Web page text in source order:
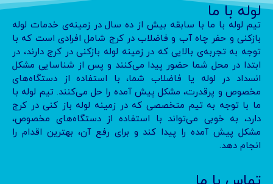
لوله با ما
تیم لوله با ما با سابقه بیش از ده سال در زمینه‌ی خدمات لوله
بازکنی و حفر چاه آب و فاضلاب در کرج شامل افرادی است که با
توجه به تجربه‌ی بالایی که در زمینه لوله بازکنی در کرج دارند، در
ابتدا در محل شما حضور پیدا می‌کنند و پس از شناسایی مشکل
انسداد در لوله یا فاضلاب شما، با استفاده از دستگاه‌های
مخصوص و پرقدرت، مشکل پیش آمده را حل می‌کنند. تیم لوله با
ما با توجه به تیم متخصصی که در زمینه لوله باز کنی در کرج
دارد، به خوبی می‌تواند با استفاده از دستگاه‌های مخصوص،
مشکل پیش آمده را پیدا کند و برای رفع آن، بهترین اقدام را
انجام دهد.